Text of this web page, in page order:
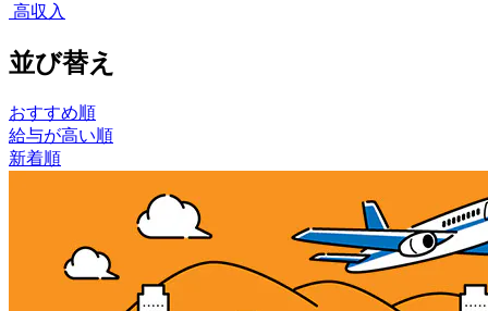
高収入
並び替え
おすすめ順
給与が高い順
新着順